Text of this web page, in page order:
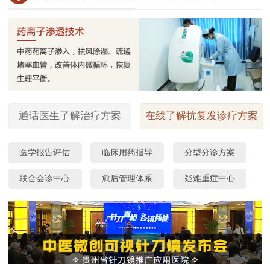
通话医生了解治疗方案 在线了解抗复发诊疗方案
医学报告评估 临床用药指导 分型分诊方案
联合会诊中心 愈后管理体系 疑难重症中心